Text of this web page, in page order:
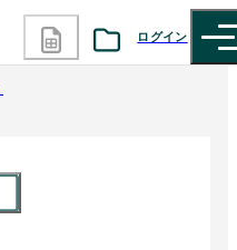
ログイン